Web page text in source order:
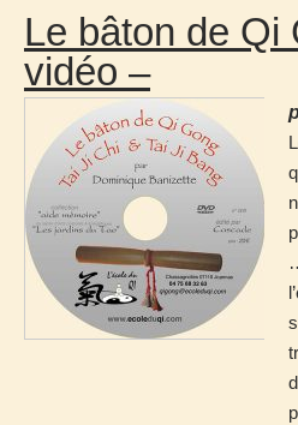
Le bâton de Qi
vidéo –